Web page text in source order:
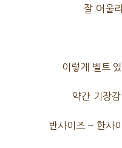
잘 어울
이렇게 벨트
약간 기장
반사이즈 ~ 한사